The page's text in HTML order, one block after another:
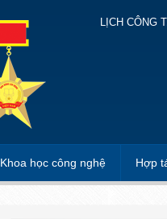
LỊCH CÔNG
Khoa học công nghệ Hợp